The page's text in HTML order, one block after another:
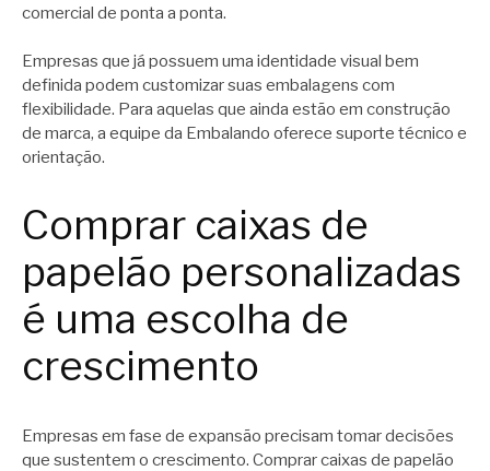
comercial de ponta a ponta.
Empresas que já possuem uma identidade visual bem
definida podem customizar suas embalagens com
flexibilidade. Para aquelas que ainda estão em construção
de marca, a equipe da Embalando oferece suporte técnico e
orientação.
Comprar caixas de
papelão personalizadas
é uma escolha de
crescimento
Empresas em fase de expansão precisam tomar decisões
que sustentem o crescimento. Comprar caixas de papelão